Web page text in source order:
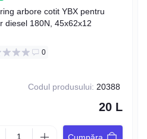
arbore cotit YBX pentru
diesel 180N, 45x62x12
0
Codul produsului: 20388
20 L
Cumpăra